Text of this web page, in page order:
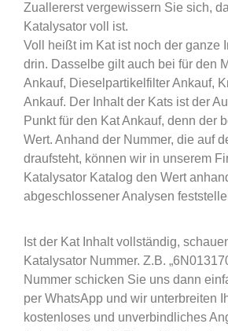
Zuallererst vergewissern Sie sich,
Katalysator voll ist.
Voll heißt im Kat ist noch der ganze
drin. Dasselbe gilt auch bei für den
Ankauf, Dieselpartikelfilter Ankauf,
Ankauf. Der Inhalt der Kats ist der
Punkt für den Kat Ankauf, denn der
Wert. Anhand der Nummer, die auf
draufsteht, können wir in unserem
Katalysator Katalog den Wert
abgeschlossener Analysen
Ist der Kat Inhalt vollständig,
Katalysator Nummer. Z.B.
Nummer schicken Sie uns dann
per WhatsApp und wir unterbreiten
kostenloses und unverbindliches